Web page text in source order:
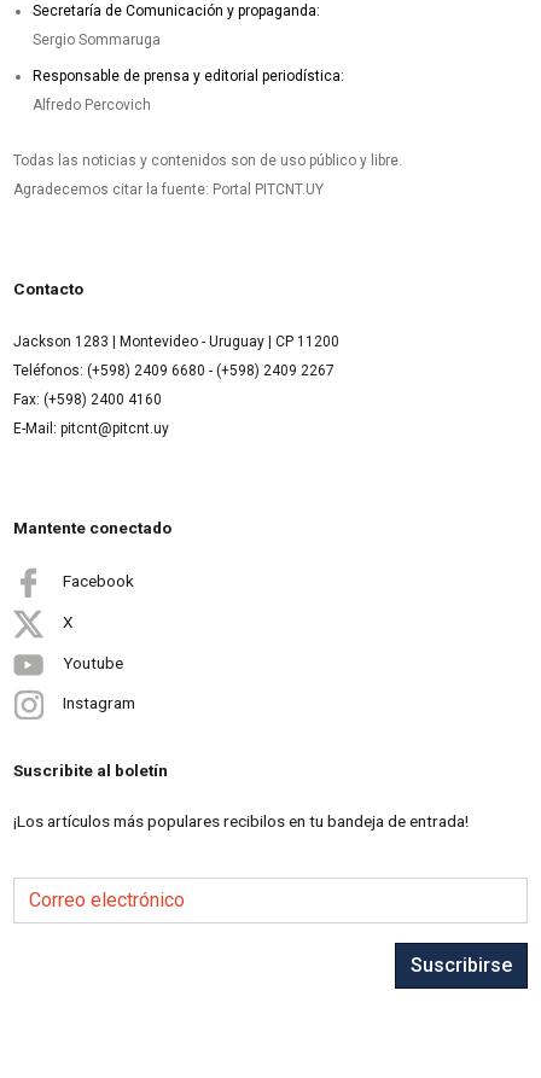
Secretaría de Comunicación y propaganda:
Sergio Sommaruga
Responsable de prensa y editorial periodística:
Alfredo Percovich
Todas las noticias y contenidos son de uso público y libre.
Agradecemos citar la fuente: Portal PITCNT.UY
Contacto
Jackson 1283 | Montevideo - Uruguay | CP 11200
Teléfonos: (+598) 2409 6680 - (+598) 2409 2267
Fax: (+598) 2400 4160
E-Mail: pitcnt@pitcnt.uy
Mantente conectado
Facebook
X
Youtube
Instagram
Suscribite al boletín
¡Los artículos más populares recibilos en tu bandeja de entrada!
Correo electrónico
Suscribirse